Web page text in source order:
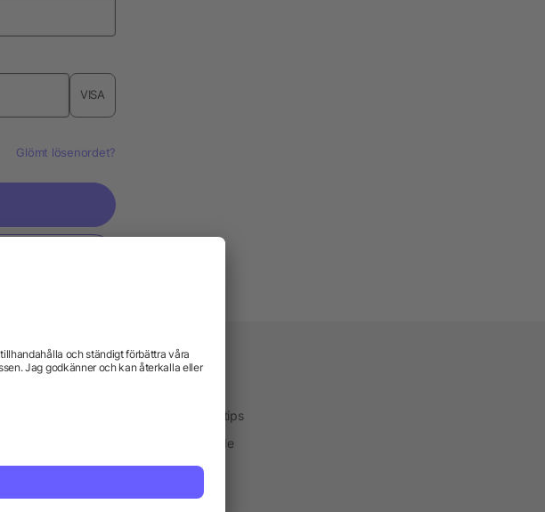
VISA
Glömt lösenordet?
Service
Trycktekniker och tips
Pantone® Färgguide
Specialservice
Kontakt